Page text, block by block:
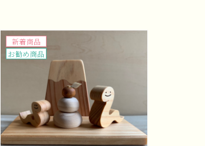
新着商品
お勧め商品